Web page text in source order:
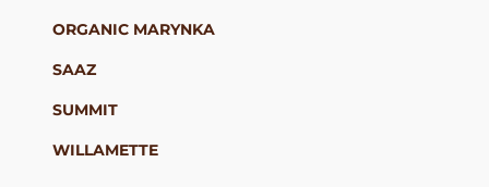
ORGANIC MARYNKA
SAAZ
SUMMIT
WILLAMETTE